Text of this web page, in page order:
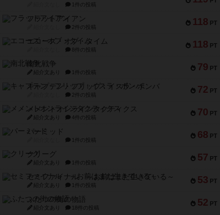
1件の投稿
118 PT
フラットアイアン
2件の投稿
118 PT
エコーズ・オブ・タイム
8件の投稿
79 PT
南北戦争
紹介文あり 1件の投稿
72 PT
キャプテン・フリップ：イスラ・ボンバ
2件の投稿
70 PT
メメントオンラインタクティクス
紹介文あり 4件の投稿
68 PT
パーミッド
1件の投稿
57 PT
クリーグ
紹介文あり 1件の投稿
53 PT
セミファイナル ～お前はまだ生きている～
紹介文あり 1件の投稿
52 PT
ふたつの街の物語
紹介文あり 18件の投稿